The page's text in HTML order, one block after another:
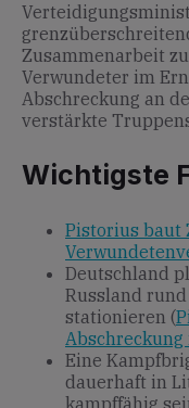
Zusammenarbeit
Verwundeter im
Abschreckung an
verstärkte
Wichtigste
Pistorius baut
Deutschland
Russland
stationieren (
Eine
dauerhaft in
kampffähig